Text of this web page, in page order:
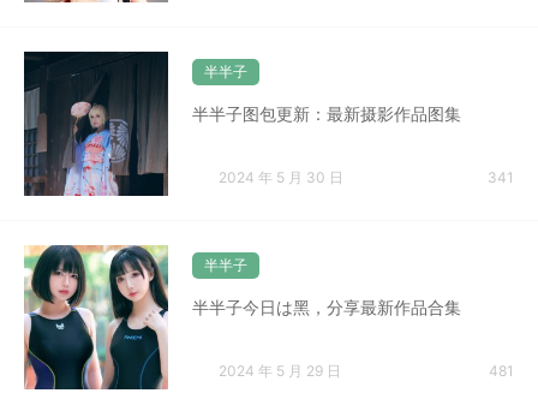
半半子
半半子图包更新：最新摄影作品图集
2024 年 5 月 30 日 341
半半子
半半子今日は黑，分享最新作品合集
2024 年 5 月 29 日 481